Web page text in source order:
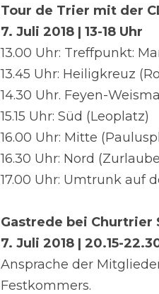
Tour de Trier mit der
7. Juli 2018 | 13-18 Uhr
13.00 Uhr: Treffpunkt:
13.45 Uhr: Heiligkreuz
14.30 Uhr. Feyen-
15.15 Uhr: Süd (Leoplatz)
16.00 Uhr: Mitte
16.30 Uhr: Nord
17.00 Uhr: Umtrunk auf
Gastrede bei
7. Juli 2018 | 20.15-
Ansprache der
Festkommers.